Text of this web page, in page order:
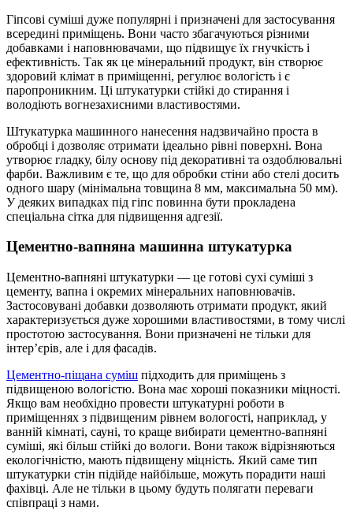
Гіпсові суміші дуже популярні і призначені для застосування
всередині приміщень. Вони часто збагачуються різними
добавками і наповнювачами, що підвищує їх гнучкість і
ефективність. Так як це мінеральний продукт, він створює
здоровий клімат в приміщенні, регулює вологість і є
паропроникним. Ці штукатурки стійкі до стирання і
володіють вогнезахисними властивостями.
Штукатурка машинного нанесення надзвичайно проста в
обробці і дозволяє отримати ідеально рівні поверхні. Вона
утворює гладку, білу основу під декоративні та оздоблювальні
фарби. Важливим є те, що для обробки стіни або стелі досить
одного шару (мінімальна товщина 8 мм, максимальна 50 мм).
У деяких випадках під гіпс повинна бути прокладена
спеціальна сітка для підвищення адгезії.
Цементно-вапняна машинна штукатурка
Цементно-вапняні штукатурки — це готові сухі суміші з
цементу, вапна і окремих мінеральних наповнювачів.
Застосовувані добавки дозволяють отримати продукт, який
характеризується дуже хорошими властивостями, в тому числі
простотою застосування. Вони призначені не тільки для
інтер’єрів, але і для фасадів.
Цементно-піщана суміш підходить для приміщень з
підвищеною вологістю. Вона має хороші показники міцності.
Якщо вам необхідно провести штукатурні роботи в
приміщеннях з підвищеним рівнем вологості, наприклад, у
ванній кімнаті, сауні, то краще вибирати цементно-вапняні
суміші, які більш стійкі до вологи. Вони також відрізняються
екологічністю, мають підвищену міцність. Який саме тип
штукатурки стін підійде найбільше, можуть порадити наші
фахівці. Але не тільки в цьому будуть полягати переваги
співпраці з нами.